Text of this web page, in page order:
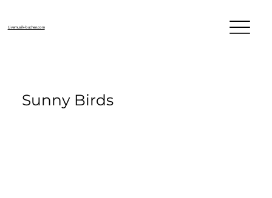
Livemusik-buchen.com
Sunny Birds